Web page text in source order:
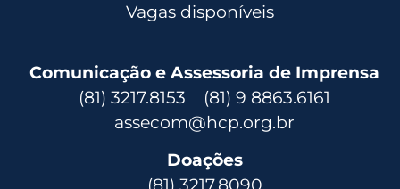
Vagas disponíveis
Comunicação e Assessoria de Imprensa
(81) 3217.8153 (81) 9 8863.6161
assecom@hcp.org.br
Doações
(81) 3217.8090